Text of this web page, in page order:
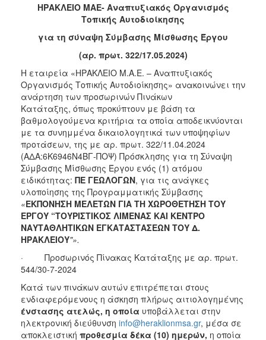
ΗΡΑΚΛΕΙΟ ΜΑΕ- Αναπτυξιακός Οργανισμός
Τοπικής Αυτοδιοίκησης
για τη σύναψη Σύμβασης Μίσθωσης Έργου
(αρ. πρωτ. 322/17.05.2024)
Η εταιρεία «ΗΡΑΚΛΕΙΟ Μ.Α.Ε. – Αναπτυξιακός
Οργανισμός Τοπικής Αυτοδιοίκησης» ανακοινώνει την
ανάρτηση των προσωρινών Πινάκων
Κατάταξης, όπως προκύπτουν με βάση τα
βαθμολογούμενα κριτήρια τα οποία αποδεικνύονται
με τα συνημμένα δικαιολογητικά των υποψηφίων
προτάσεων, της με αρ. πρωτ. 322/11.04.2024
(ΑΔΑ:6Κ6946Ν4ΒΓ-ΠΟΨ) Πρόσκλησης για τη Σύναψη
Σύμβασης Μίσθωσης Έργου ενός (1) ατόμου
ειδικότητας: ΠΕ ΓΕΩΛΟΓΩΝ, για τις ανάγκες
υλοποίησης της Προγραμματικής Σύμβασης
«ΕΚΠΟΝΗΣΗ ΜΕΛΕΤΩΝ ΓΙΑ ΤΗ ΧΩΡΟΘΕΤΗΣΗ ΤΟΥ
ΕΡΓΟΥ “ΤΟΥΡΙΣΤΙΚΟΣ ΛΙΜΕΝΑΣ ΚΑΙ ΚΕΝΤΡΟ
ΝΑΥΤΑΘΛΗΤΙΚΩΝ ΕΓΚΑΤΑΣΤΑΣΕΩΝ ΤΟΥ Δ.
ΗΡΑΚΛΕΙΟΥ"».
· Προσωρινός Πίνακας Κατάταξης με αρ. πρωτ.
544/30-7-2024
Κατά των πινάκων αυτών επιτρέπεται στους
ενδιαφερόμενους η άσκηση πλήρως αιτιολογημένης
ένστασης ατελώς, η οποία υποβάλλεται στην
ηλεκτρονική διεύθυνση info@heraklionmsa.gr, μέσα σε
αποκλειστική προθεσμία δέκα (10) ημερών, η οποία